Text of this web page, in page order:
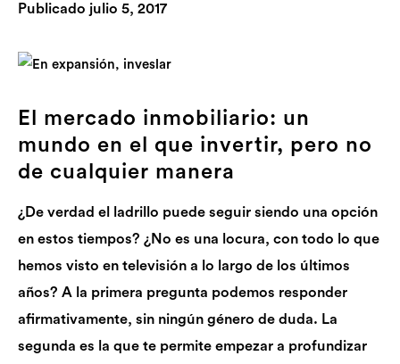
Publicado julio 5, 2017
El mercado inmobiliario: un
mundo en el que invertir, pero no
de cualquier manera
¿De verdad el ladrillo puede seguir siendo una opción
en estos tiempos? ¿No es una locura, con todo lo que
hemos visto en televisión a lo largo de los últimos
años? A la primera pregunta podemos responder
afirmativamente, sin ningún género de duda. La
segunda es la que te permite empezar a profundizar